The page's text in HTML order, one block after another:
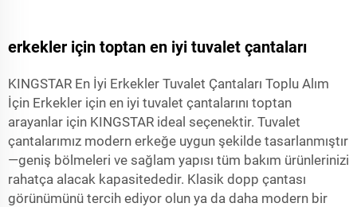
erkekler için toptan en iyi tuvalet çantaları
KINGSTAR En İyi Erkekler Tuvalet Çantaları Toplu Alım
İçin Erkekler için en iyi tuvalet çantalarını toptan
arayanlar için KINGSTAR ideal seçenektir. Tuvalet
çantalarımız modern erkeğe uygun şekilde tasarlanmıştır
—geniş bölmeleri ve sağlam yapısı tüm bakım ürünlerinizi
rahatça alacak kapasitededir. Klasik dopp çantası
görünümünü tercih ediyor olun ya da daha modern bir